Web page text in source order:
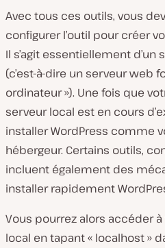
Avec tous ces outils, vous
configurer l’outil pour créer
Il s’agit essentiellement
(c’est-à-dire un serveur web
ordinateur »). Une fois que
serveur local est en cours
installer WordPress comme
hébergeur. Certains outils,
incluent également des
installer rapidement
Vous pourrez alors accéder
local en tapant « localhost »